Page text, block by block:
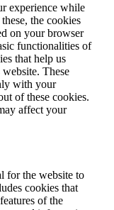
experience while
the cookies
on your browser
functionalities of
that help us
These
with your
of these cookies.
affect your
for the website to
cookies that
of the